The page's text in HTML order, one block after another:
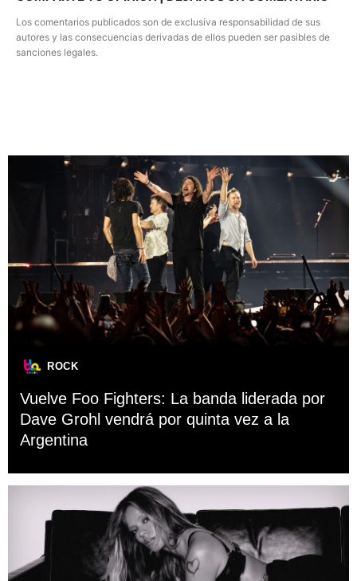
Los comentarios publicados son de exclusiva responsabilidad de sus
autores y las consecuencias derivadas de ellos pueden ser pasibles de
sanciones legales.
ROCK
Vuelve Foo Fighters: La banda liderada por
Dave Grohl vendrá por quinta vez a la
Argentina